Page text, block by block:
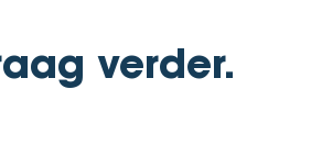
verder.